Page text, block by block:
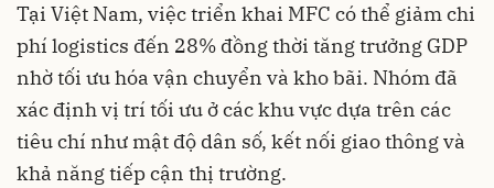
Tại Việt Nam, việc triển khai MFC có thể giảm chi
phí logistics đến 28% đồng thời tăng trưởng GDP
nhờ tối ưu hóa vận chuyển và kho bãi. Nhóm đã
xác định vị trí tối ưu ở các khu vực dựa trên các
tiêu chí như mật độ dân số, kết nối giao thông và
khả năng tiếp cận thị trường.